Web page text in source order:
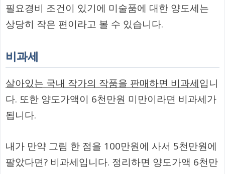
필요경비 조건이 있기에 미술품에 대한 양도세는
상당히 작은 편이라고 볼 수 있습니다.
비과세
살아있는 국내 작가의 작품을 판매하면 비과세입니
다. 또한 양도가액이 6천만원 미만이라면 비과세가
됩니다.
내가 만약 그림 한 점을 100만원에 사서 5천만원에
팔았다면? 비과세입니다. 정리하면 양도가액 6천만